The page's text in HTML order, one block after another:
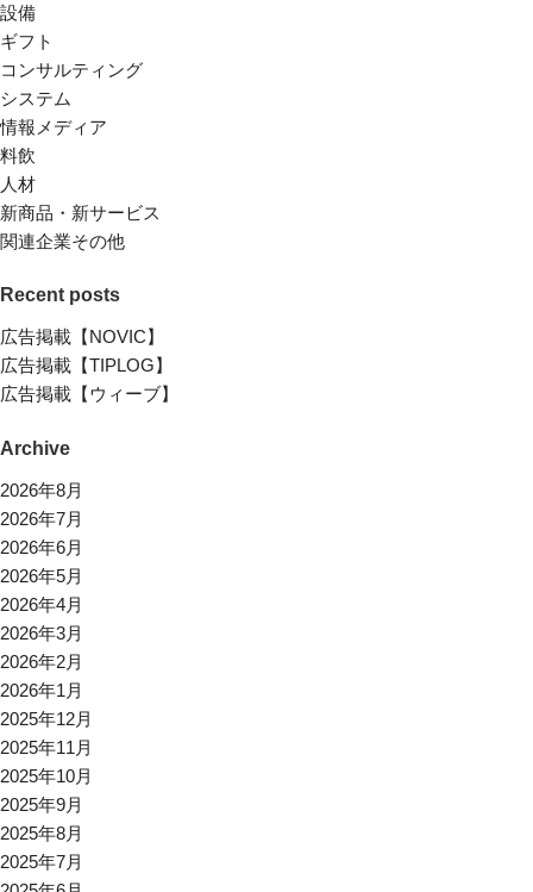
設備
ギフト
コンサルティング
システム
情報メディア
料飲
人材
新商品・新サービス
関連企業その他
Recent posts
広告掲載【NOVIC】
広告掲載【TIPLOG】
広告掲載【ウィーブ】
Archive
2026年8月
2026年7月
2026年6月
2026年5月
2026年4月
2026年3月
2026年2月
2026年1月
2025年12月
2025年11月
2025年10月
2025年9月
2025年8月
2025年7月